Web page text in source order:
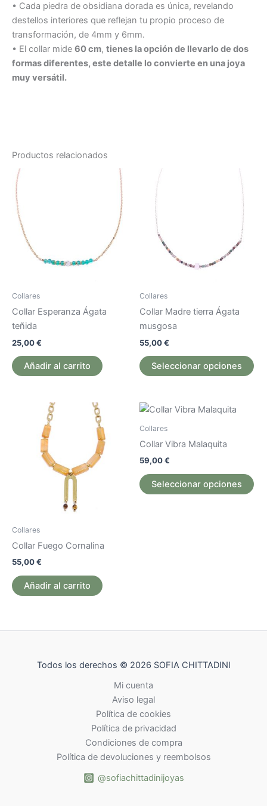
• Cada piedra de obsidiana dorada es única, revelando
destellos interiores que reflejan tu propio proceso de
transformación, de 4mm y 6mm.
• El collar mide 60 cm, tienes la opción de llevarlo de dos
formas diferentes, este detalle lo convierte en una joya
muy versátil.
Productos relacionados
Collares
Collar Esperanza Ágata
teñida
25,00€
Añadir al carrito
Collares
Collar Madre tierra Ágata
musgosa
55,00€
Seleccionar opciones
de
Collares
Collar Fuego Cornalina
55,00€
Añadir al carrito
Collares
Collar Vibra Malaquita
59,00€
Seleccionar opciones
Las
Todos los derechos © 2026 SOFIA CHITTADINI
Mi cuenta
Aviso legal
Política de cookies
Política de privacidad
Condiciones de compra
Política de devoluciones y reembolsos
@sofiachittadinijoyas